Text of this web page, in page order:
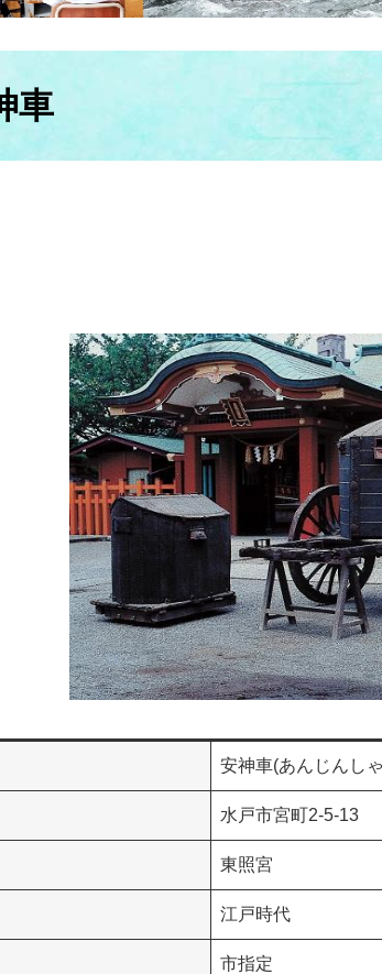
車
安神車(あんじんし
水戸市宮町2-5-13
東照宮
江戸時代
市指定